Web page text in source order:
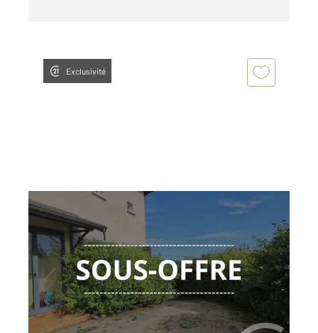
Exclusivité
MEXIMIEUX 01
119,50 m2, 5 pièces
Ref : 5929
Maison à vendre
259 000 €
En exclusivité chez Century 21 ! Cette maison